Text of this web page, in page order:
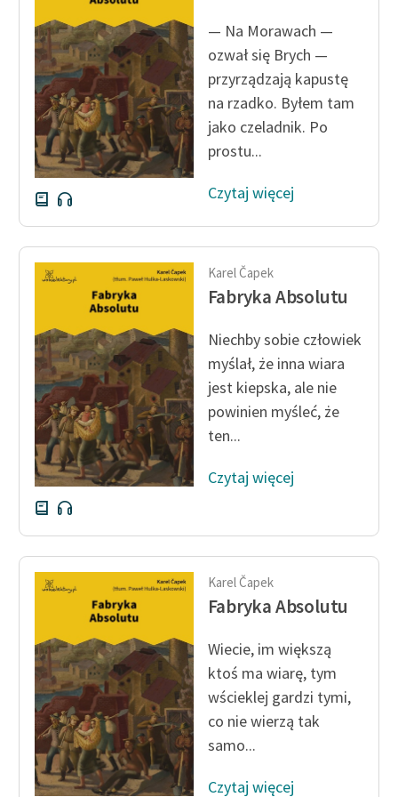
feministycznej
Ręce pełne poezji
Kolekcje edukacyjne
twórców przechodzących
do domeny publicznej,
lektur szkolnych oraz
Starego Testamentu
Odkurzamy bohaterów
Szkoła Poezji Wolnych
Lektur
Kontakt
O projekcie
Zespół
Zasady wykorzystania
Wolnych Lektur
Logotypy
Materiały promocyjne
Polityka prywatności
Regulamin biblioteki
Dane fundacji i
sprawozdania finansowe
Regulamin darowizn
Informacja o treściach
wrażliwych
— Na Morawach —
ozwał się Brych —
przyrządzają kapustę
na rzadko. Byłem tam
jako czeladnik. Po
prostu...
Czytaj więcej
Karel Čapek
Fabryka Absolutu
Niechby sobie człowiek
myślał, że inna wiara
jest kiepska, ale nie
powinien myśleć, że
ten...
Czytaj więcej
Karel Čapek
Fabryka Absolutu
Wiecie, im większą
ktoś ma wiarę, tym
wścieklej gardzi tymi,
co nie wierzą tak
samo...
Czytaj więcej